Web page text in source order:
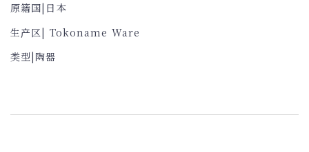
原籍国|日本
生产区| Tokoname Ware
类型|陶器